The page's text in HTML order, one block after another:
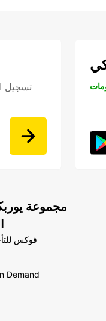
تسجيل
مجموعة
فوكس
Demand